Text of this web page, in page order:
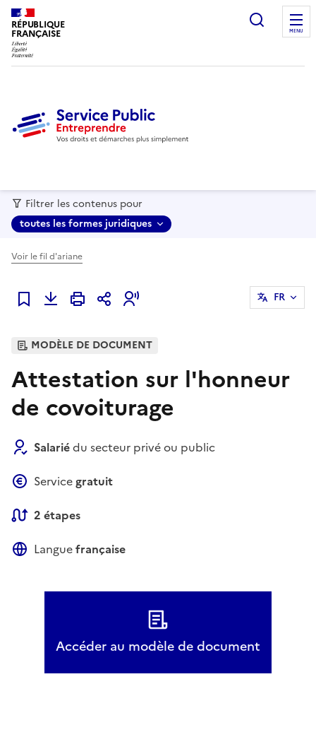
RÉPUBLIQUE
FRANÇAISE MENU
Filtrer les contenus pour
toutes les formes juridiques
Voir le fil d'ariane
Ajouter à mes favoris
FR
MODÈLE DE DOCUMENT
Attestation sur l'honneur
de covoiturage
Salariédu secteur privé ou public
Service gratuit
2 étapes
Languefrançaise
Accéder au modèle de document